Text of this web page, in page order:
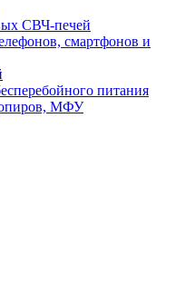
СВЧ-печей
смартфонов и
питания
МФУ